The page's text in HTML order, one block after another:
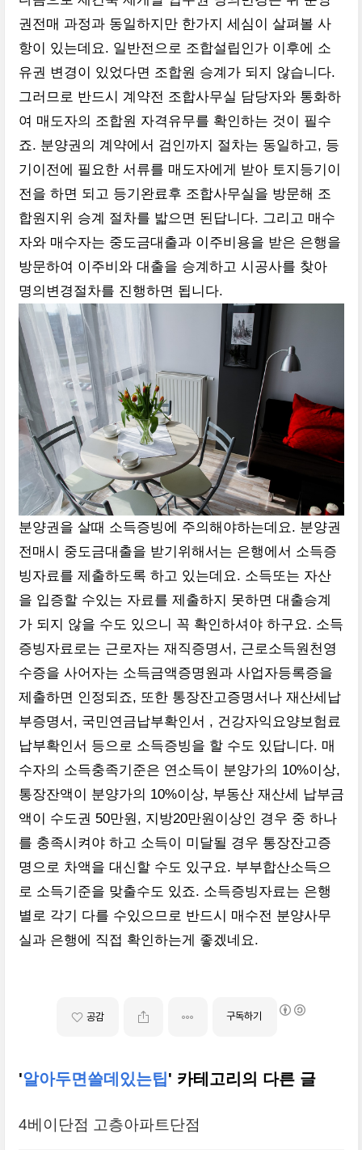
권전매 과정과 동일하지만 한가지 세심이 살펴볼 사
항이 있는데요. 일반전으로 조합설립인가 이후에 소
유권 변경이 있었다면 조합원 승계가 되지 않습니다.
그러므로 반드시 계약전 조합사무실 담당자와 통화하
여 매도자의 조합원 자격유무를 확인하는 것이 필수
죠. 분양권의 계약에서 검인까지 절차는 동일하고, 등
기이전에 필요한 서류를 매도자에게 받아 토지등기이
전을 하면 되고 등기완료후 조합사무실을 방문해 조
합원지위 승계 절차를 밟으면 된답니다. 그리고 매수
자와 매수자는 중도금대출과 이주비용을 받은 은행을
방문하여 이주비와 대출을 승계하고 시공사를 찾아
명의변경절차를 진행하면 됩니다.
분양권을 살때 소득증빙에 주의해야하는데요. 분양권
전매시 중도금대출을 받기위해서는 은행에서 소득증
빙자료를 제출하도록 하고 있는데요. 소득또는 자산
을 입증할 수있는 자료를 제출하지 못하면 대출승계
가 되지 않을 수도 있으니 꼭 확인하셔야 하구요. 소득
증빙자료로는 근로자는 재직증명서, 근로소득원천영
수증을 사어자는 소득금액증명원과 사업자등록증을
제출하면 인정되죠, 또한 통장잔고증명서나 재산세납
부증명서, 국민연금납부확인서 , 건강자익요양보험료
납부확인서 등으로 소득증빙을 할 수도 있답니다. 매
수자의 소득충족기준은 연소득이 분양가의 10%이상,
통장잔액이 분양가의 10%이상, 부동산 재산세 납부금
액이 수도권 50만원, 지방20만원이상인 경우 중 하나
를 충족시켜야 하고 소득이 미달될 경우 통장잔고증
명으로 차액을 대신할 수도 있구요. 부부합산소득으
로 소득기준을 맞출수도 있죠. 소득증빙자료는 은행
별로 각기 다를 수있으므로 반드시 매수전 분양사무
실과 은행에 직접 확인하는게 좋겠네요.
공감 구독하기
'알아두면쓸데있는팁' 카테고리의 다른 글
4베이단점 고층아파트단점